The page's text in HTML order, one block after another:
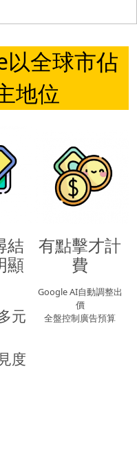
全球市佔
地位
結
顯
元
度
有點擊才計
費
Google AI自動調整出
價
全盤控制廣告預算